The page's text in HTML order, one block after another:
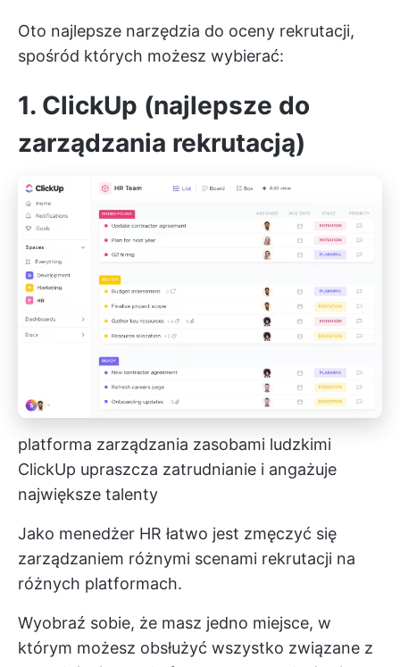
Oto najlepsze narzędzia do oceny rekrutacji,
spośród których możesz wybierać:
1. ClickUp (najlepsze do
zarządzania rekrutacją)
platforma zarządzania zasobami ludzkimi
ClickUp upraszcza zatrudnianie i angażuje
największe talenty
Jako menedżer HR łatwo jest zmęczyć się
zarządzaniem różnymi scenami rekrutacji na
różnych platformach.
Wyobraź sobie, że masz jedno miejsce, w
którym możesz obsłużyć wszystko związane z